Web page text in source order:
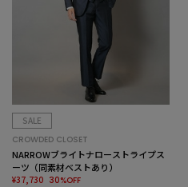
SALE
CROWDED CLOSET
NARROWブライトナローストライプス
ーツ（同素材ベストあり）
¥37,730 30%OFF